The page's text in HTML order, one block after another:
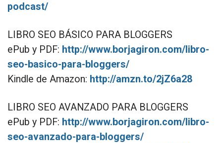
podcast/
LIBRO SEO BÁSICO PARA BLOGGERS
ePub y PDF: http://www.borjagiron.com/libro-
seo-basico-para-bloggers/
Kindle de Amazon: http://amzn.to/2jZ6a28
LIBRO SEO AVANZADO PARA BLOGGERS
ePub y PDF: http://www.borjagiron.com/libro-
seo-avanzado-para-bloggers/